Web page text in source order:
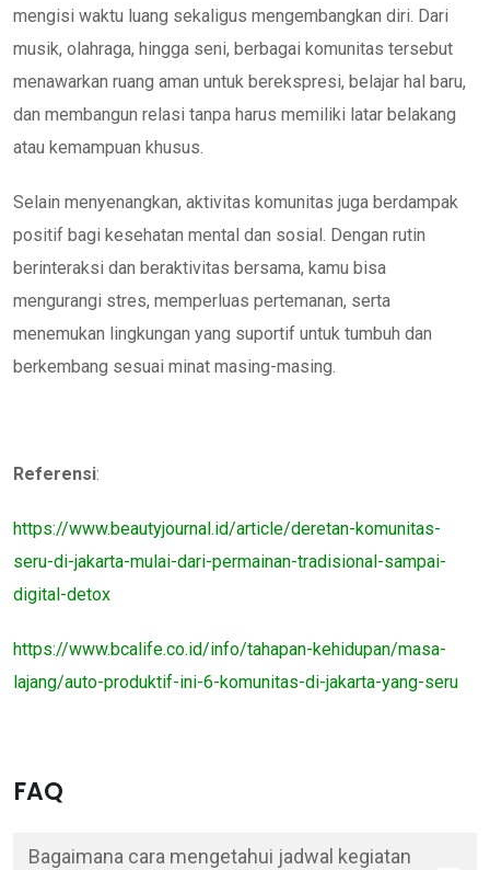
mengisi waktu luang sekaligus mengembangkan diri. Dari
musik, olahraga, hingga seni, berbagai komunitas tersebut
menawarkan ruang aman untuk berekspresi, belajar hal baru,
dan membangun relasi tanpa harus memiliki latar belakang
atau kemampuan khusus.
Selain menyenangkan, aktivitas komunitas juga berdampak
positif bagi kesehatan mental dan sosial. Dengan rutin
berinteraksi dan beraktivitas bersama, kamu bisa
mengurangi stres, memperluas pertemanan, serta
menemukan lingkungan yang suportif untuk tumbuh dan
berkembang sesuai minat masing-masing.
Referensi:
https://www.beautyjournal.id/article/deretan-komunitas-
seru-di-jakarta-mulai-dari-permainan-tradisional-sampai-
digital-detox
https://www.bcalife.co.id/info/tahapan-kehidupan/masa-
lajang/auto-produktif-ini-6-komunitas-di-jakarta-yang-seru
FAQ
Bagaimana cara mengetahui jadwal kegiatan